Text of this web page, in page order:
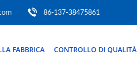
86-137-38475861
FABBRICA CONTROLLO DI QUALITÀ